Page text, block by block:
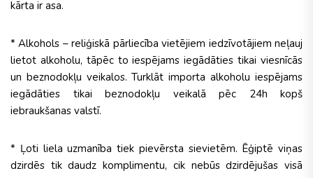
kārta ir asa.
* Alkohols – reliģiskā pārliecība vietējiem iedzīvotājiem neļauj
lietot alkoholu, tāpēc to iespējams iegādāties tikai viesnīcās
un beznodokļu veikalos. Turklāt importa alkoholu iespējams
iegādāties tikai beznodokļu veikalā pēc 24h kopš
iebraukšanas valstī.
* Ļoti liela uzmanība tiek pievērsta sievietēm. Ēģiptē viņas
dzirdēs tik daudz komplimentu, cik nebūs dzirdējušas visā